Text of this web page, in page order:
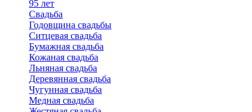
95 лет
Свадьба
Годовщина свадьбы
Ситцевая свадьба
Бумажная свадьба
Кожаная свадьба
Льняная свадьба
Деревянная свадьба
Чугунная свадьба
Медная свадьба